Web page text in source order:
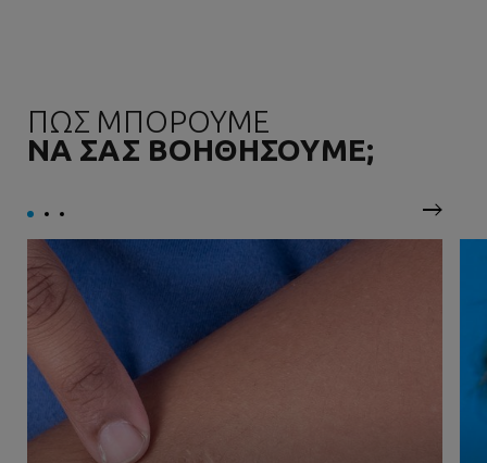
ΠΩΣ ΜΠΟΡΟΥΜΕ
ΝΑ ΣΑΣ ΒΟΗΘΗΣΟΥΜΕ;